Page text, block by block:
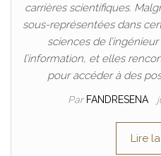
carrières scientifiques.
sous-représentées dans
sciences de
l’information, et elles
pour accéder à des
Par FANDRESENA
Lire